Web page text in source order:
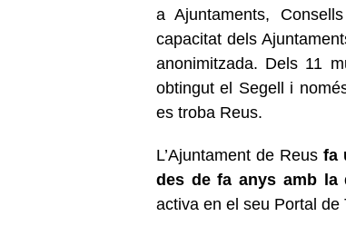
a Ajuntaments,
capacitat dels
anonimitzada. Dels 11
obtingut el Segell i
es troba Reus.
L’Ajuntament de Reus fa
des de fa anys amb la
activa en el seu Portal de